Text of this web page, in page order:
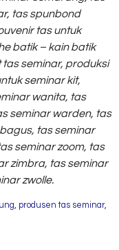
tas spunbond
tas untuk
batik – kain batik
tas seminar, produksi
seminar kit,
wanita, tas
seminar warden, tas
tas seminar
seminar zoom, tas
zimbra, tas seminar
zwolle.
, produsen tas seminar,